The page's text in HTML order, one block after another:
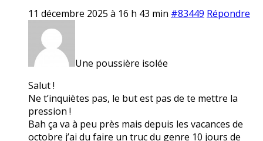
11 décembre 2025 à 16 h 43 min #83449 Répondre
Une poussière isolée
Salut !
Ne t’inquiètes pas, le but est pas de te mettre la
pression !
Bah ça va à peu près mais depuis les vacances de
octobre j’ai du faire un truc du genre 10 jours de